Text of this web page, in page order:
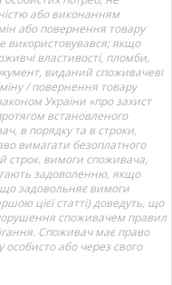
або виконанням
або повернення товару
використовувався; якщо
властивості, пломби,
виданий споживачеві
/ повернення товару
України «про захист
встановленого
в порядку та в строки,
вимагати безоплатного
строк. вимоги споживача,
задоволенню, якщо
задовольняє вимоги
цієї статті) доведуть, що
споживачем правил
Споживач має право
особисто або через свого